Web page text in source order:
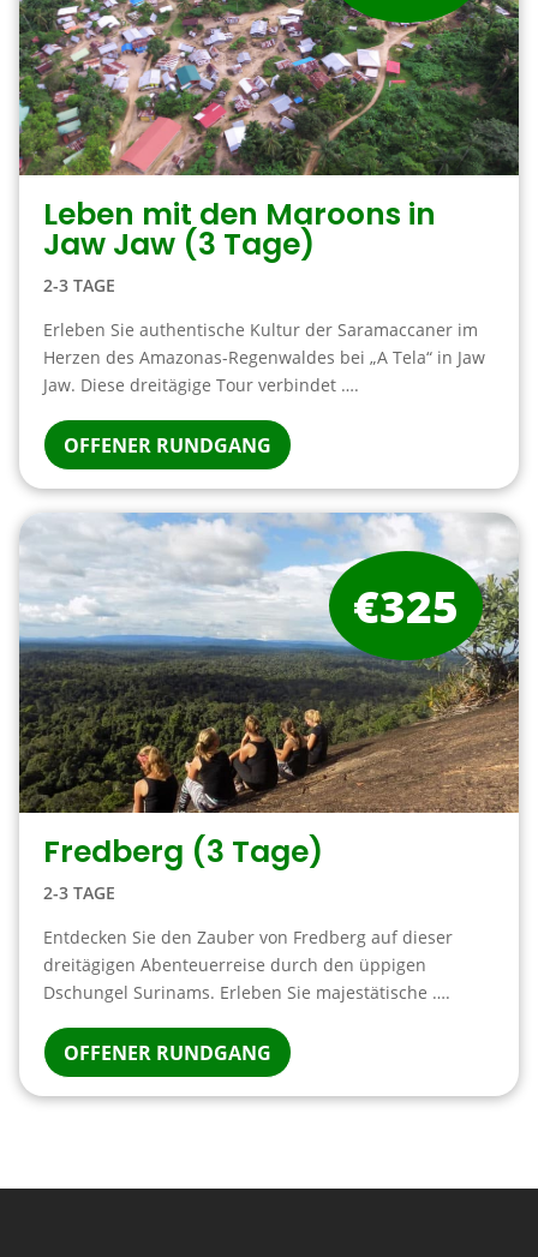
Leben mit den Maroons in
Jaw Jaw (3 Tage)
2-3 TAGE
Erleben Sie authentische Kultur der Saramaccaner im
Herzen des Amazonas-Regenwaldes bei „A Tela“ in Jaw
Jaw. Diese dreitägige Tour verbindet ….
OFFENER RUNDGANG
Fredberg (3 Tage)
2-3 TAGE
Entdecken Sie den Zauber von Fredberg auf dieser
dreitägigen Abenteuerreise durch den üppigen
Dschungel Surinams. Erleben Sie majestätische ….
OFFENER RUNDGANG
€325